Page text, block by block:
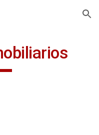
Skip to navigation